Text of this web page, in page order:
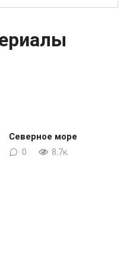
Северное море
0 8.7к.